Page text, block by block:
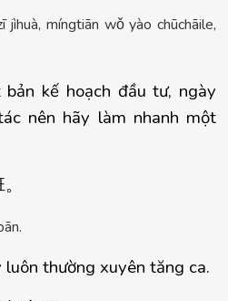
ī jìhuà, míngtiān wǒ yào chūchāile,
kế hoạch đầu tư, ngày
nên hãy làm nhanh một
。
ān.
thường xuyên tăng ca.